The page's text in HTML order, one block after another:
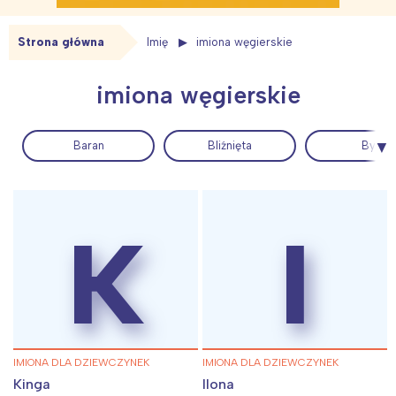
Strona główna Imię imiona węgierskie
imiona węgierskie
Baran Bliźnięta Byk
K
IMIONA DLA DZIEWCZYNEK
Kinga
I
IMIONA DLA DZIEWCZYNEK
Ilona
Interesują mnie wydarzenia z
tego regionu:
Warszawa
Wrocław
Śląsk
Wszystkie